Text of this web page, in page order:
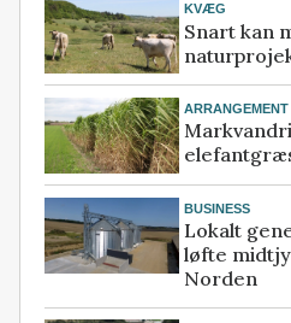
KVÆG
Snart kan
ARRANGEMENT
BUSINESS
Lokalt
løfte
Norden